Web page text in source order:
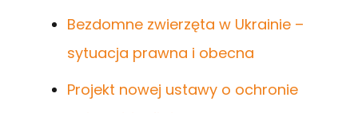
Bezdomne zwierzęta w Ukrainie –
sytuacja prawna i obecna
Projekt nowej ustawy o ochronie